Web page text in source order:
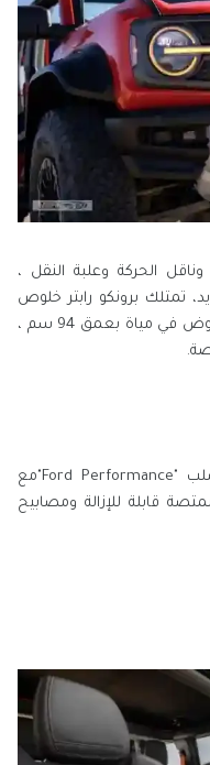
وناقل الحركة وعلبة النقل ،
تمتلك برونكو رابتر خلوص
أرضي 13.1 بوصة (33.2 سم) وبإمكانها الخوض في مياة بعمق 94 سم ،
يوجد في المقدمة مصد أمامي من الصلب "Ford Performance"مع
قابلة للإزالة ومصابيح